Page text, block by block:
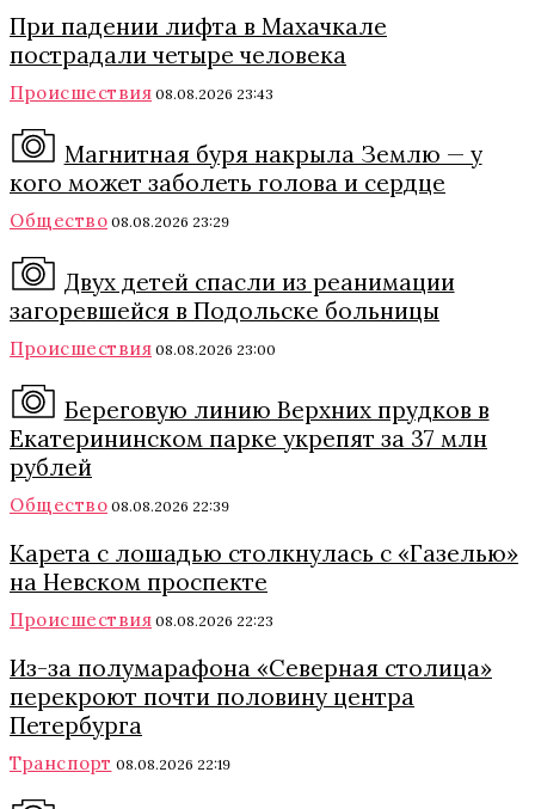
При падении лифта в Махачкале
пострадали четыре человека
Происшествия 08.08.2026 23:43
Магнитная буря накрыла Землю — у
кого может заболеть голова и сердце
Общество 08.08.2026 23:29
Двух детей спасли из реанимации
загоревшейся в Подольске больницы
Происшествия 08.08.2026 23:00
Береговую линию Верхних прудков в
Екатерининском парке укрепят за 37 млн
рублей
Общество 08.08.2026 22:39
Карета с лошадью столкнулась с «Газелью»
на Невском проспекте
Происшествия 08.08.2026 22:23
Из-за полумарафона «Северная столица»
перекроют почти половину центра
Петербурга
Транспорт 08.08.2026 22:19